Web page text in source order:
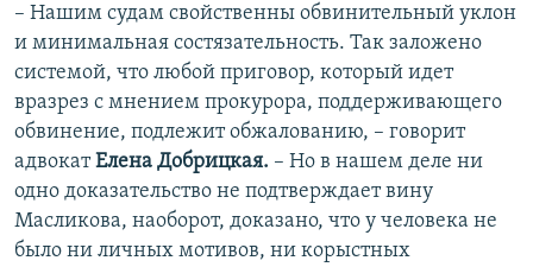
– Нашим судам свойственны обвинительный уклон
и минимальная состязательность. Так заложено
системой, что любой приговор, который идет
вразрез с мнением прокурора, поддерживающего
обвинение, подлежит обжалованию, – говорит
адвокатЕлена Добрицкая. – Но в нашем деле ни
одно доказательство не подтверждает вину
Масликова, наоборот, доказано, что у человека не
было ни личных мотивов, ни корыстных